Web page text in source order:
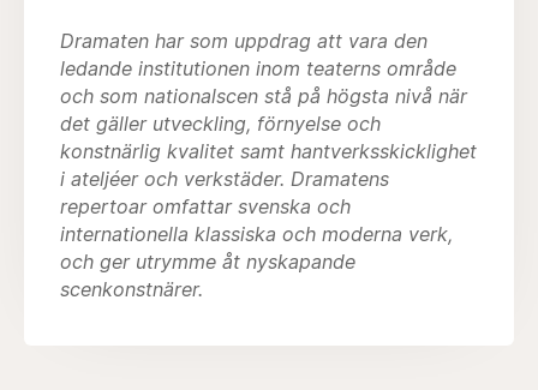
Dramaten har som uppdrag att vara den
ledande institutionen inom teaterns område
och som nationalscen stå på högsta nivå när
det gäller utveckling, förnyelse och
konstnärlig kvalitet samt hantverksskicklighet
i ateljéer och verkstäder. Dramatens
repertoar omfattar svenska och
internationella klassiska och moderna verk,
och ger utrymme åt nyskapande
scenkonstnärer.